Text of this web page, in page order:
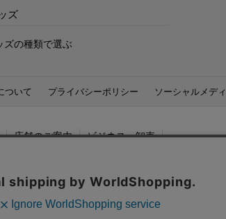
ズ
ズの種類で選ぶ
ついて プライバシーポリシー ソーシャルメデ
店舗のご案内 ビジネス・卸売